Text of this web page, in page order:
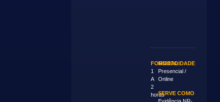
FORMATO
1
A
2
horas
MODALIDADE
Presencial /
Online
SERVE COMO